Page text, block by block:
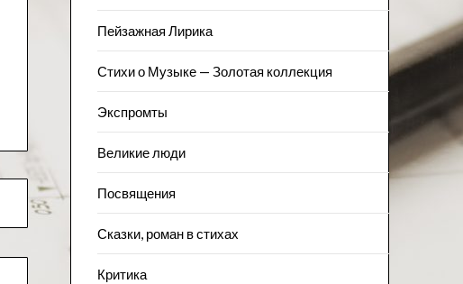
Пейзажна​я Лирика
Стихи о Музыке — Золотая коллекция
Экспромты
Великие люди
Посвящения
Сказки, роман в стихах
Критика